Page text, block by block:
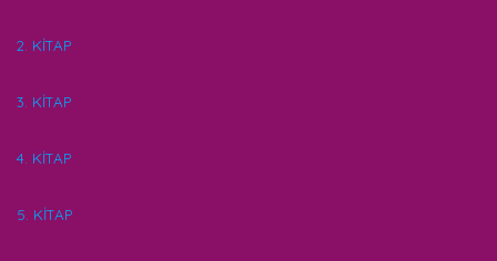
2. KİTAP
3. KİTAP
4. KİTAP
5. KİTAP